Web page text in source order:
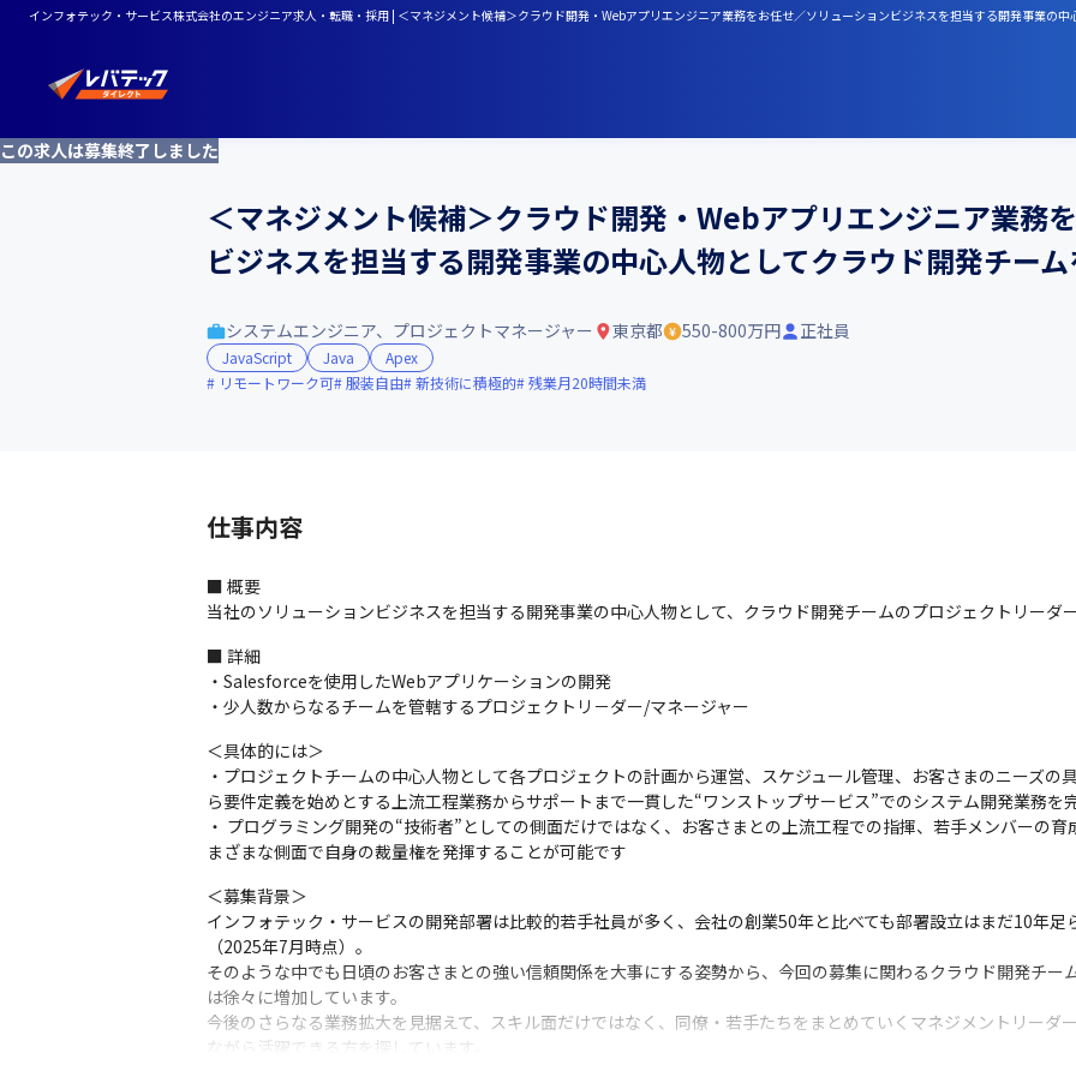
インフォテック・サービス株式会社のエンジニア求人・転職・採用 | ＜マネジメント候補＞クラウド開発・Webアプリエンジニア業務をお任せ／ソリューションビジネスを担当する開発事業の
この求人は募集終了しました
＜マネジメント候補＞クラウド開発・Webアプリエンジニア業務
ビジネスを担当する開発事業の中心人物としてクラウド開発チー
システムエンジニア、プロジェクトマネージャー 東京都 550-800万円 正社員
JavaScript Java
Apex
リモートワーク可 服装自由 新技術に積極的 残業月20時間未満
仕事内容
■ 概要
当社のソリューションビジネスを担当する開発事業の中心人物として、クラウド開発チームのプロジェクトリーダ
■ 詳細
・Salesforceを使用したWebアプリケーションの開発
・少人数からなるチームを管轄するプロジェクトリ－ダー/マネージャー
＜具体的には＞
・プロジェクトチームの中心人物として各プロジェクトの計画から運営、スケジュール管理、お客さまのニーズの
ら要件定義を始めとする上流工程業務からサポートまで一貫した“ワンストップサービス”でのシステム開発業務を
・ プログラミング開発の“技術者”としての側面だけではなく、お客さまとの上流工程での指揮、若手メンバーの
まざまな側面で自身の裁量権を発揮することが可能です
＜募集背景＞
インフォテック・サービスの開発部署は比較的若手社員が多く、会社の創業50年と比べても部署設立はまだ10年
（2025年7月時点）。
そのような中でも日頃のお客さまとの強い信頼関係を大事にする姿勢から、今回の募集に関わるクラウド開発チー
は徐々に増加しています。
今後のさらなる業務拡大を見据えて、スキル面だけではなく、同僚・若手たちをまとめていくマネジメントリーダ
ながら活躍できる方を探しています。